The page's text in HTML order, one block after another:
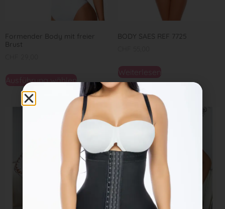
Formender Body mit freier
Brust
Ausführung wählen
BODY SAES REF 7725
Weiterlesen